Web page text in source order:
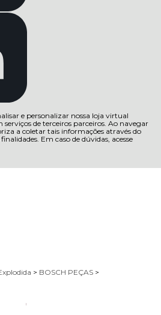
e personalizar nossa loja virtual
de terceiros parceiros. Ao navegar
a coletar tais informações através do
Em caso de dúvidas, acesse
> BOSCH PEÇAS >